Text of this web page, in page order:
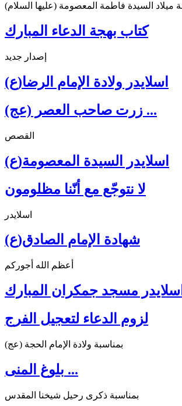
ميلاد السيدة فاطمة المعصومة (عليها السلام)
كتاب بهجة الدعاء المبارك
إصدار جديد
اسلايدر ولادة الإمام الرضا(ع)
زرت صاحب العصر (عج) ...
القصص
اسلايدر السيدة المعصومة(ع)
لا نتوجّع مع أنّنا مظلومون
اسلايدر
شهادة الإمام الصادق(ع)
أعظم الله أجوركم
اسلايدر مسجد جمكران المبارك
لزوم الدعاء لتعجيل الفرج
بمناسبة ولادة الإمام الحجة (عج)
بلوغ المنى ...
بمناسبة ذكرى رحيل شيخنا المقدس